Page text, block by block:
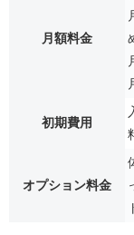
月額料金
初期費用
オプション料金